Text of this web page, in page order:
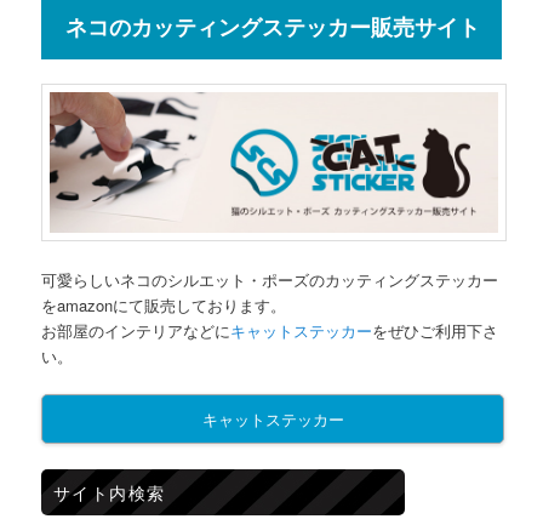
ネコのカッティングステッカー販売サイト
可愛らしいネコのシルエット・ポーズのカッティングステッカー
をamazonにて販売しております。
お部屋のインテリアなどにキャットステッカーをぜひご利用下さ
い。
キャットステッカー
サイト内検索